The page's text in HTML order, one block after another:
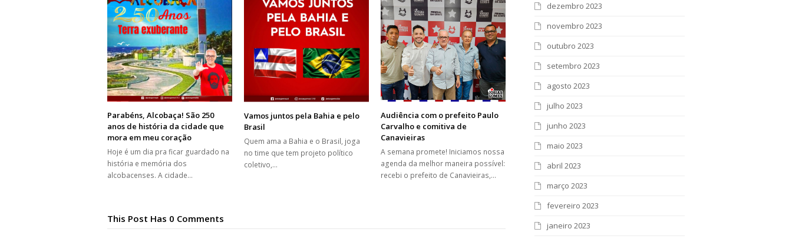
Parabéns, Alcobaça! São 250
anos de história da cidade que
mora em meu coração
Hoje é um dia pra ficar guardado na
história e memória dos
alcobacenses. A cidade…
Vamos juntos pela Bahia e pelo
Brasil
Quem ama a Bahia e o Brasil, joga
no time que tem projeto político
coletivo,…
Audiência com o prefeito Paulo
Carvalho e comitiva de
Canavieiras
A semana promete! Iniciamos nossa
agenda da melhor maneira possível:
recebi o prefeito de Canavieiras,…
This Post Has 0 Comments
dezembro 2023
novembro 2023
outubro 2023
setembro 2023
agosto 2023
julho 2023
junho 2023
maio 2023
abril 2023
março 2023
fevereiro 2023
janeiro 2023